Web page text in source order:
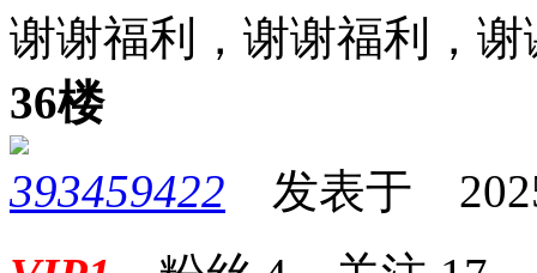
谢谢福利，谢谢福利，谢
36楼
393459422 发表于